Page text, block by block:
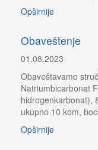
Opširnije
Obaveštenje
01.08.2023
Obaveštavamo
Natriumbicarbonat
hidrogenkarbonat),
ukupno 10 kom,
Opširnije